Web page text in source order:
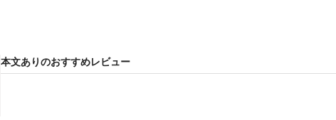
本文ありのおすすめレビュー